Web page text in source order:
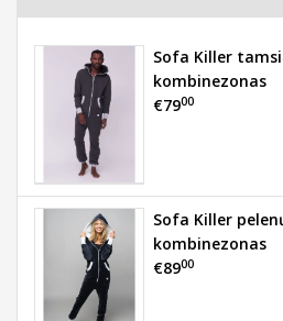
Sofa Killer
kombinezonas
€7900
Sofa Killer
kombinezonas
€8900